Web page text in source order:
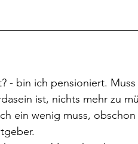
Roman Level zwei
- bin ich pensioniert.
ist, nichts mehr zu
ein wenig muss,